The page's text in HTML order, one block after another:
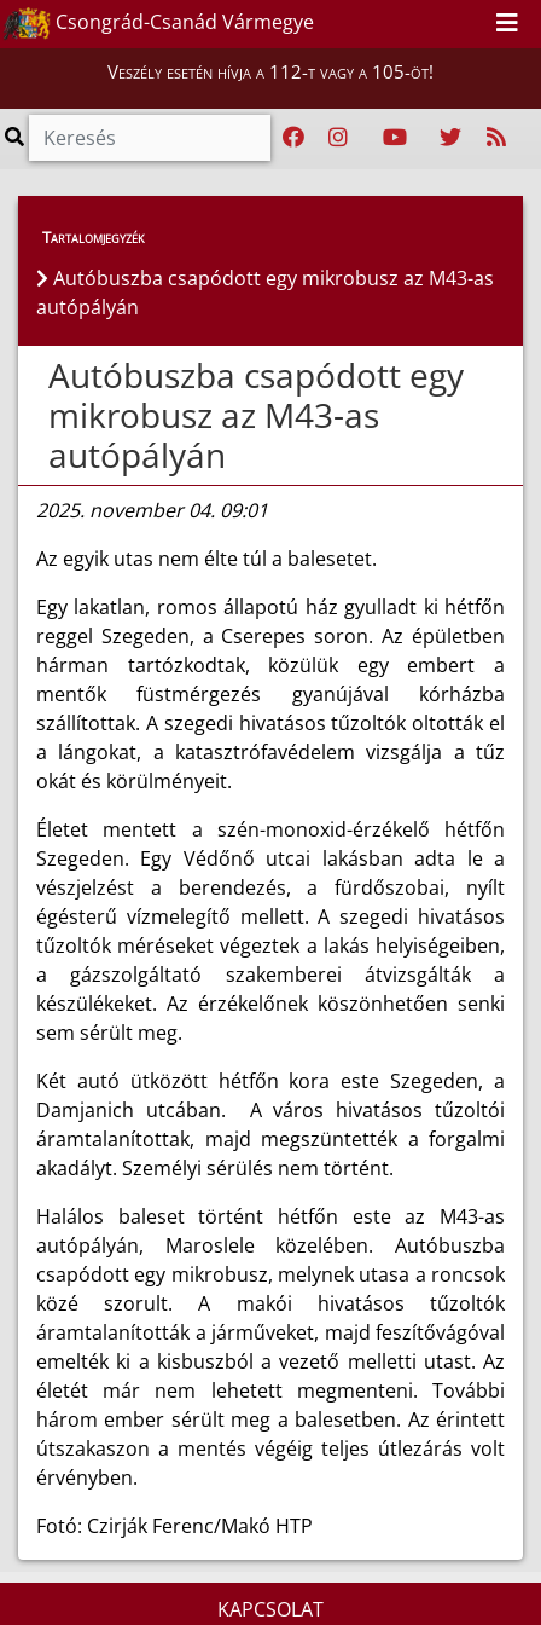
Csongrád-Csanád Vármegye
Veszély esetén hívja a 112-t vagy a 105-öt!
Híreink > Hírek
Tartalomjegyzék
Autóbuszba csapódott egy mikrobusz az M43-as
autópályán
Autóbuszba csapódott egy
mikrobusz az M43-as
autópályán
2025. november 04. 09:01
Az egyik utas nem élte túl a balesetet.
Egy lakatlan, romos állapotú ház gyulladt ki hétfőn
reggel Szegeden, a Cserepes soron. Az épületben
hárman tartózkodtak, közülük egy embert a
mentők füstmérgezés gyanújával kórházba
szállítottak. A szegedi hivatásos tűzoltók oltották el
a lángokat, a katasztrófavédelem vizsgálja a tűz
okát és körülményeit.
Életet mentett a szén-monoxid-érzékelő hétfőn
Szegeden. Egy Védőnő utcai lakásban adta le a
vészjelzést a berendezés, a fürdőszobai, nyílt
égésterű vízmelegítő mellett. A szegedi hivatásos
tűzoltók méréseket végeztek a lakás helyiségeiben,
a gázszolgáltató szakemberei átvizsgálták a
készülékeket. Az érzékelőnek köszönhetően senki
sem sérült meg.
Két autó ütközött hétfőn kora este Szegeden, a
Damjanich utcában. A város hivatásos tűzoltói
áramtalanítottak, majd megszüntették a forgalmi
akadályt. Személyi sérülés nem történt.
Halálos baleset történt hétfőn este az M43-as
autópályán, Maroslele közelében. Autóbuszba
csapódott egy mikrobusz, melynek utasa a roncsok
közé szorult. A makói hivatásos tűzoltók
áramtalanították a járműveket, majd feszítővágóval
emelték ki a kisbuszból a vezető melletti utast. Az
életét már nem lehetett megmenteni. További
három ember sérült meg a balesetben. Az érintett
útszakaszon a mentés végéig teljes útlezárás volt
érvényben.
Fotó: Czirják Ferenc/Makó HTP
KAPCSOLAT